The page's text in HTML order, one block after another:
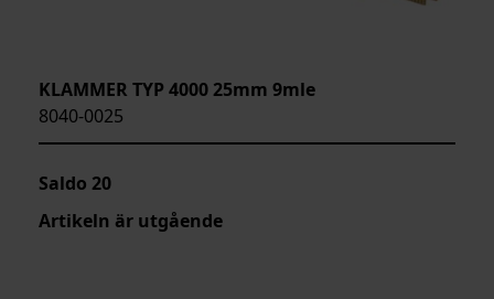
KLAMMER TYP 4000 25mm 9mle
8040-0025
Saldo 20
Artikeln är utgående